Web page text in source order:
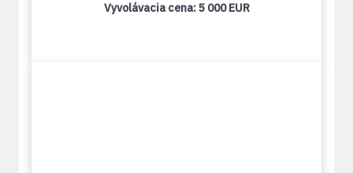
Vyvolávacia cena:5 000 EUR